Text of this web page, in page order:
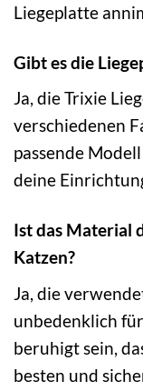
Liegeplatte
Gibt es die
Ja, die Trixie
verschiedenen
passende
deine
Ist das Material
Katzen?
Ja, die
unbedenklich
beruhigt sein,
besten und